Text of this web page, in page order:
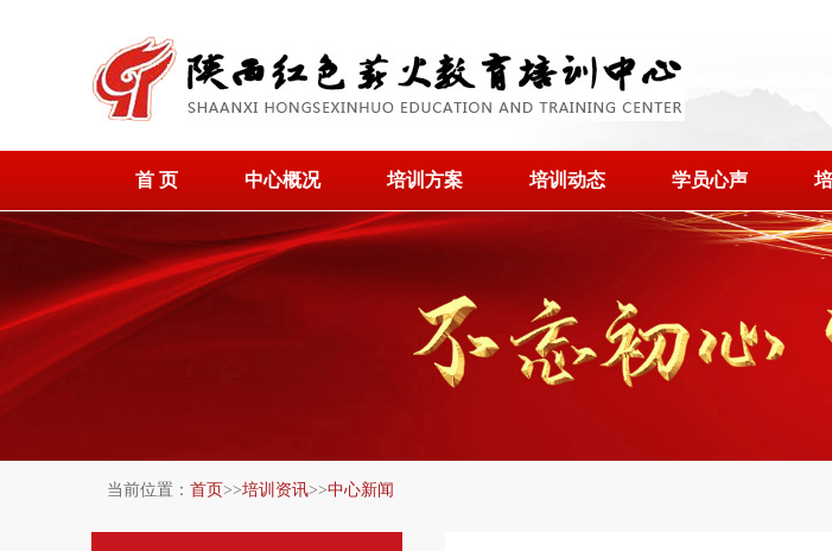
首 页 中心概况 培训方案 培训动态 学员心声
当前位置：首页>>培训资讯>>中心新闻